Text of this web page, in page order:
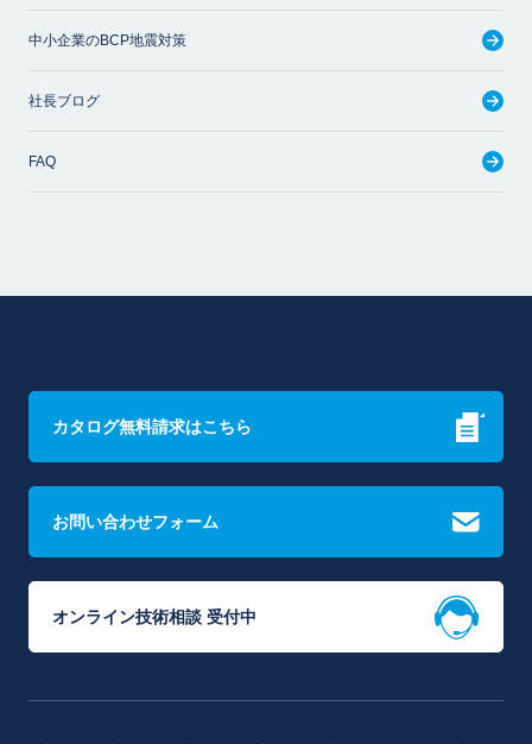
中小企業のBCP地震対策
社長ブログ
FAQ
カタログ無料請求はこちら
お問い合わせフォーム
オンライン技術相談 受付中